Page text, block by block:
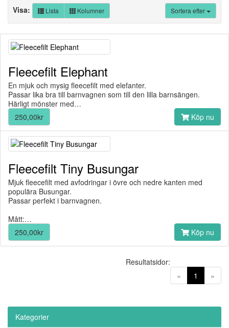
Sortera efter
Visa: Lista Kolumner
Fleecefilt Elephant
En mjuk och mysig fleecefilt med elefanter.
Passar lika bra till barnvagnen som till den lilla barnsängen.
Härligt mönster med…
250,00kr
Köp nu
Fleecefilt Tiny Busungar
Mjuk fleecefilt med avfodringar i övre och nedre kanten med
populära Busungar.
Passar perfekt i barnvagnen.
Mått:…
250,00kr
Köp nu
« 1 (current)
»
Resultatsidor:
Kategorier